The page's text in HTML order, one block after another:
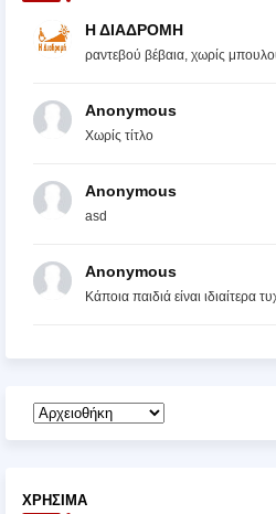
Η ΔΙΑΔΡΟΜΗ
ραντεβού βέβαια, χωρίς
Anonymous
Χωρίς τίτλο
Anonymous
asd
Anonymous
Κάποια παιδιά είναι ιδιαίτερα
ΧΡΉΣΙΜΑ